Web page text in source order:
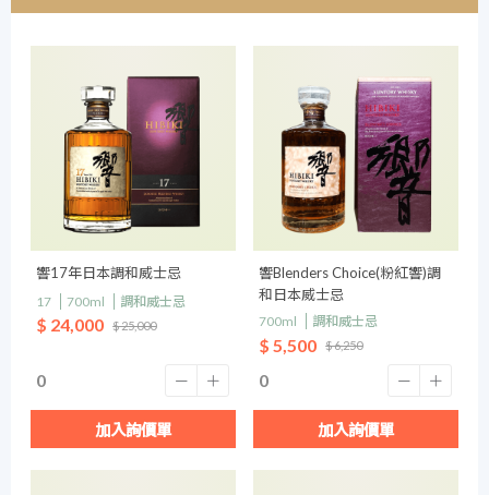
響17年日本調和威士忌
17 700ml 調和威士忌
$ 24,000 $ 25,000
加入詢價單
響Blenders Choice(粉紅響)調
和日本威士忌
700ml 調和威士忌
$ 5,500 $ 6,250
加入詢價單